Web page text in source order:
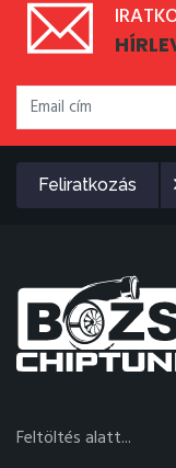
Feliratkozás
Feltöltés alatt...